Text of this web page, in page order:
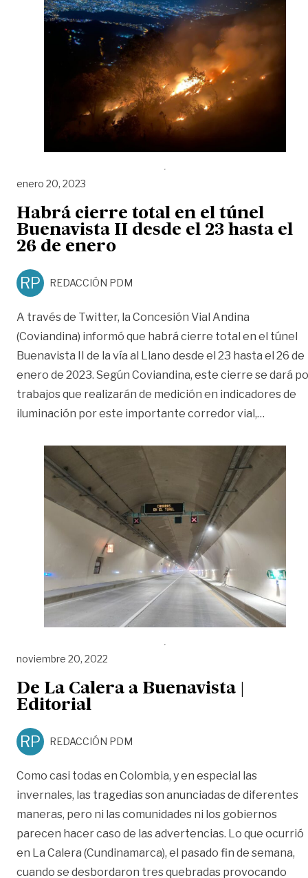
enero 20, 2023
Habrá cierre total en el túnel
Buenavista II desde el 23 hasta el
26 de enero
RP REDACCIÓN PDM
A través de Twitter, la Concesión Vial Andina
(Coviandina) informó que habrá cierre total en el túnel
Buenavista II de la vía al Llano desde el 23 hasta el 26 de
enero de 2023. Según Coviandina, este cierre se dará
trabajos que realizarán de medición en indicadores de
iluminación por este importante corredor vial,…
noviembre 20, 2022
De La Calera a Buenavista |
Editorial
RP REDACCIÓN PDM
Como casi todas en Colombia, y en especial las
invernales, las tragedias son anunciadas de diferentes
maneras, pero ni las comunidades ni los gobiernos
parecen hacer caso de las advertencias. Lo que ocurrió
en La Calera (Cundinamarca), el pasado fin de semana,
cuando se desbordaron tres quebradas provocando